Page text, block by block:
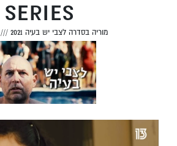
SERIES
מוריה בסדרה לצבי יש בעיה 2021 ///